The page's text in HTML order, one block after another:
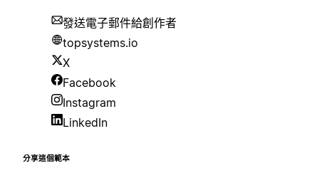
發送電子郵件給創作者
topsystems.io
X
Facebook
Instagram
LinkedIn
分享這個範本